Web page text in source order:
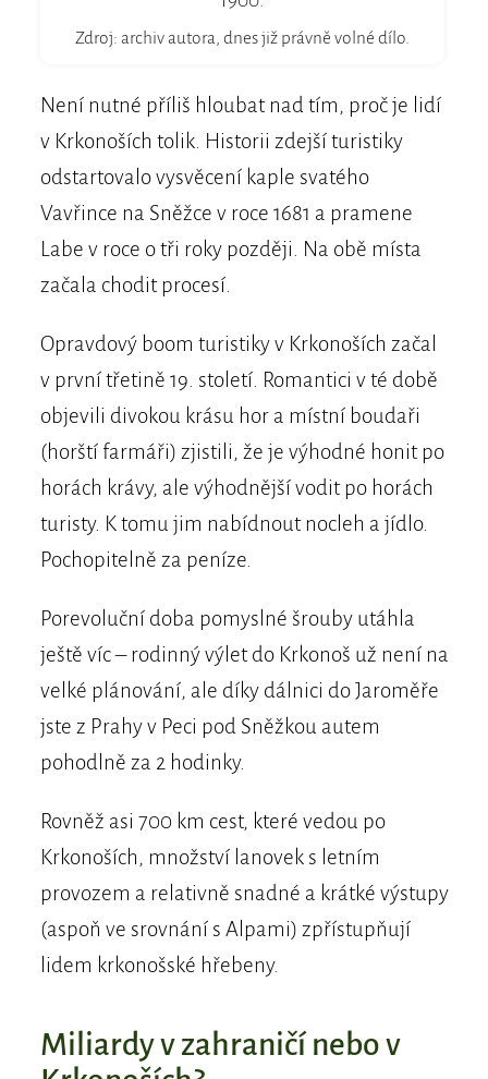
Zdroj: archiv autora, dnes již právně volné dílo.
Není nutné příliš hloubat nad tím, proč je lidí
v Krkonoších tolik. Historii zdejší turistiky
odstartovalo vysvěcení kaple svatého
Vavřince na Sněžce v roce 1681 a pramene
Labe v roce o tři roky později. Na obě místa
začala chodit procesí.
Opravdový boom turistiky v Krkonoších začal
v první třetině 19. století. Romantici v té době
objevili divokou krásu hor a místní boudaři
(horští farmáři) zjistili, že je výhodné honit po
horách krávy, ale výhodnější vodit po horách
turisty. K tomu jim nabídnout nocleh a jídlo.
Pochopitelně za peníze.
Porevoluční doba pomyslné šrouby utáhla
ještě víc – rodinný výlet do Krkonoš už není na
velké plánování, ale díky dálnici do Jaroměře
jste z Prahy v Peci pod Sněžkou autem
pohodlně za 2 hodinky.
Rovněž asi 700 km cest, které vedou po
Krkonoších, množství lanovek s letním
provozem a relativně snadné a krátké výstupy
(aspoň ve srovnání s Alpami) zpřístupňují
lidem krkonošské hřebeny.
Miliardy v zahraničí nebo v